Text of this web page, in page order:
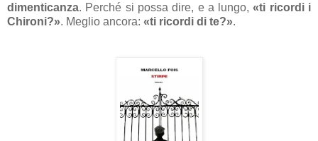
dimenticanza. Perché si possa dire, e a lungo,«ti ricordi i
Chironi?». Meglio ancora: «ti ricordi di te?».